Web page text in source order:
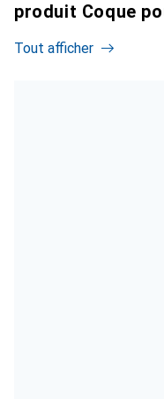
produit Coque
Tout afficher